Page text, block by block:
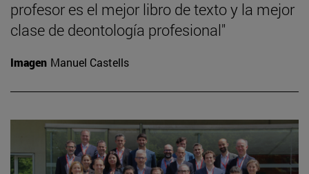
profesor es el mejor libro de texto y la mejor
clase de deontología profesional"
Imagen Manuel Castells